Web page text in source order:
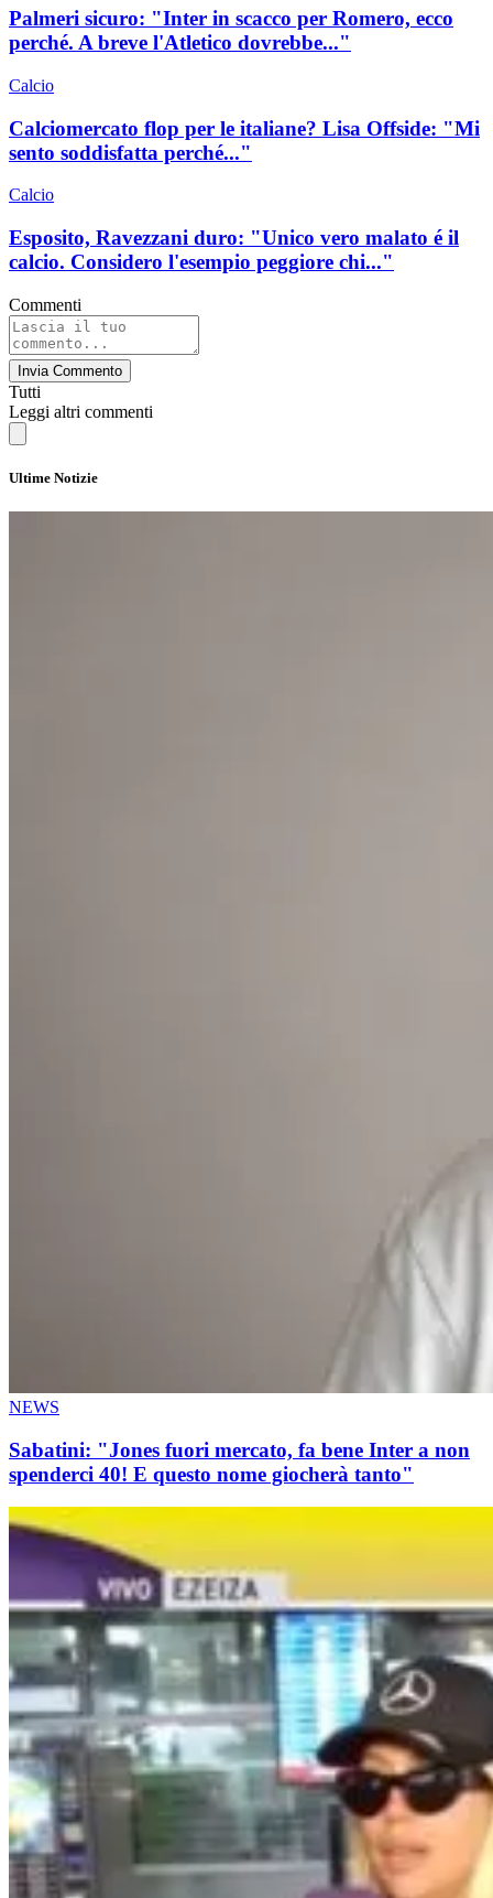
Palmeri sicuro: "Inter in scacco per Romero, ecco
perché. A breve l'Atletico dovrebbe..."
Calcio
Calciomercato flop per le italiane? Lisa Offside: "Mi
sento soddisfatta perché..."
Calcio
Esposito, Ravezzani duro: "Unico vero malato é il
calcio. Considero l'esempio peggiore chi..."
Commenti
Invia Commento
Tutti
Leggi altri commenti
Ultime Notizie
NEWS
Sabatini: "Jones fuori mercato, fa bene Inter a non
spenderci 40! E questo nome giocherà tanto"